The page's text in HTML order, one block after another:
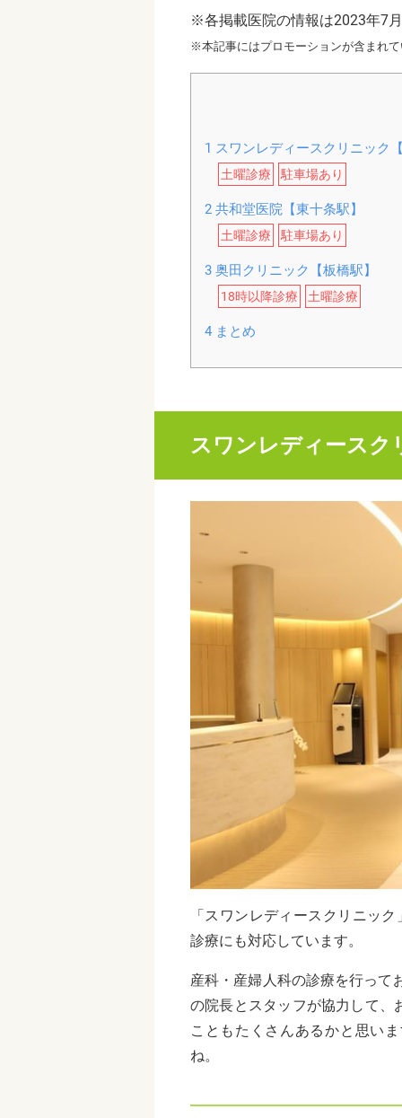
※各掲載医院の情報は2023年7
※本記事にはプロモーションが含まれ
1 スワンレディースクリニック
土曜診療 駐車場あり
2共和堂医院【東十条駅】
土曜診療 駐車場あり
3奥田クリニック【板橋駅】
18時以降診療 土曜診療
4まとめ
スワンレディースク
「スワンレディースクリニッ
診療にも対応しています。
産科・産婦人科の診療を行って
の院長とスタッフが協力して、
こともたくさんあるかと思い
ね。